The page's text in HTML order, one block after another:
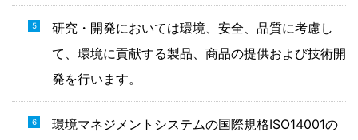
研究・開発においては環境、安全、品質に考慮し
て、環境に貢献する製品、商品の提供および技術開
発を行います。
環境マネジメントシステムの国際規格ISO14001の